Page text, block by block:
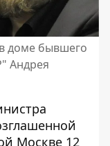
доме бывшего
Андрея
Москве 12